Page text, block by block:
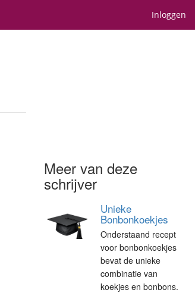
Inloggen
Meer van deze
schrijver
Unieke
Bonbonkoekjes
Onderstaand recept
voor bonbonkoekjes
bevat de unieke
combinatie van
koekjes en bonbons.